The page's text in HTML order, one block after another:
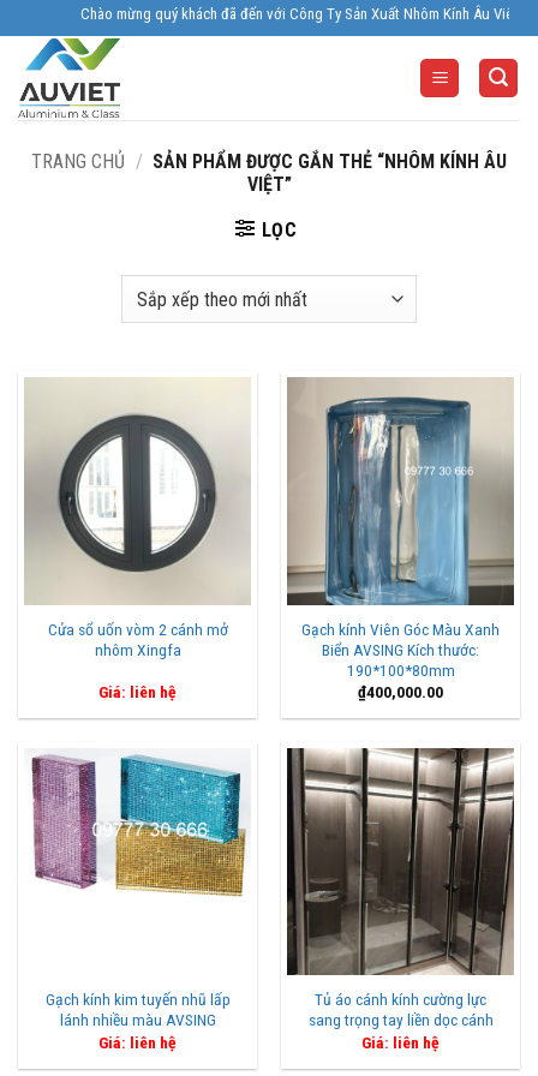
to
content
Chào mừng quý khách đã đến với Công Ty Sản Xuất Nhôm Kính Âu Viêt. Nhà
TRANG CHỦ / SẢN PHẨM ĐƯỢC GẮN THẺ “NHÔM KÍNH ÂU
VIỆT”
LỌC
Cửa sổ uốn vòm 2 cánh mở
nhôm Xingfa
Giá: liên hệ
Gạch kính Viên Góc Màu Xanh
Biển AVSING Kích thước:
190*100*80mm
₫400,000.00
Gạch kính kim tuyến nhũ lấp
lánh nhiều màu AVSING
Giá: liên hệ
Tủ áo cánh kính cường lực
sang trọng tay liền dọc cánh
Giá: liên hệ